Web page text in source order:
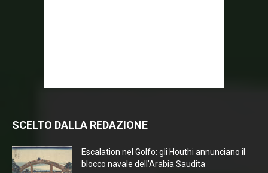
SCELTO DALLA REDAZIONE
Escalation nel Golfo: gli Houthi annunciano il
blocco navale dell’Arabia Saudita